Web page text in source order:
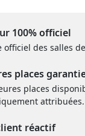
100% officiel
officiel des salles
places
places
attribuées.
réactif